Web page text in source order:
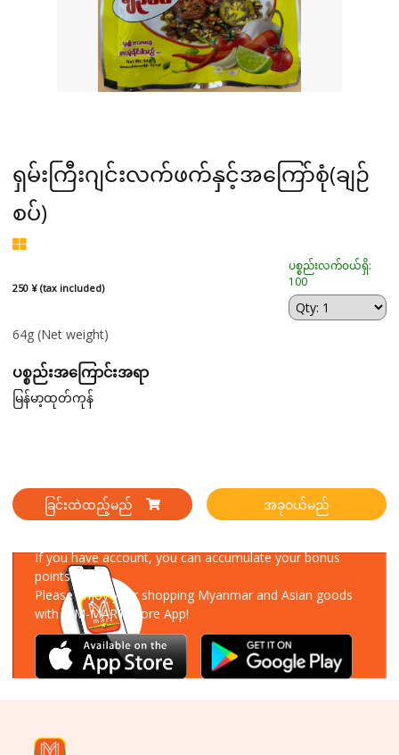
ရှမ်းကြီးဂျင်းလက်ဖက်နှင့်အကြော်စုံ(ချဉ်
စပ်)
250 ¥ (tax included)
ပစ္စည်းလက်ဝယ်ရှိ:
100
64g (Net weight)
ပစ္စည်းအကြောင်းအရာ
မြန်မာ့ထုတ်ကုန်
ခြင်းထဲထည့်မည် အခုဝယ်မည်
If you have account, you can accumulate your bonus
points!
Please enjoy your shopping Myanmar and Asian goods
with MM-MART Store App!